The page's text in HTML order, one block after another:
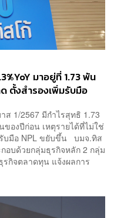
มาอยู่ที่ 1.73 พัน
ตั้งสำรองเพิ่มรับมือ
ส 1/2567 มีกำไรสุทธิ 1.73
องปีก่อน เหตุรายได้ที่ไม่ใช่
บมือ NPL ขยับขึ้น บมจ.ทิส
อบด้วยกลุ่มธุรกิจหลัก 2 กลุ่ม
กิจตลาดทุน แจ้งผลการ